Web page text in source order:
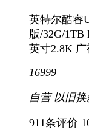
英特尔酷睿
版/32G/1TB
英寸2.8K 广
16999
自营 以旧换
911条评价